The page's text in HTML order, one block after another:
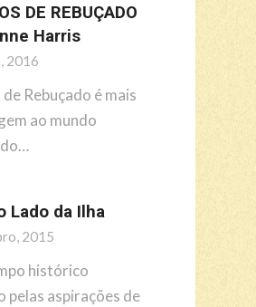
DE REBUÇADO
Harris
2016
Rebuçado é mais
ao mundo
Lado da Ilha
2015
histórico
pelas aspirações de